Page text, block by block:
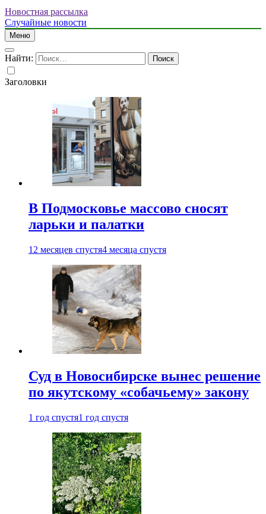
Новостная рассылка
Случайные новости
Меню
Найти:
Заголовки
В Подмосковье массово сносят
ларьки и палатки
12 месяцев спустя4 месяца спустя
Суд в Новосибирске вынес решение
по якутскому «собачьему» закону
1 год спустя1 год спустя